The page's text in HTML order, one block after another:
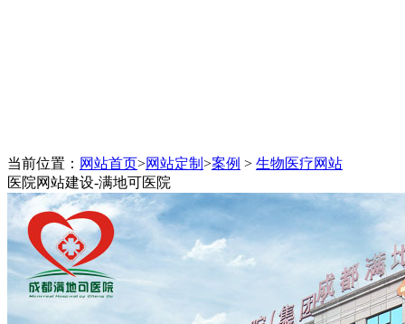
程序终身维护,一对一技术跟踪
当前位置： 网站首页>网站定制 >案例 > 生物医疗网站
医院网站建设-满地可医院